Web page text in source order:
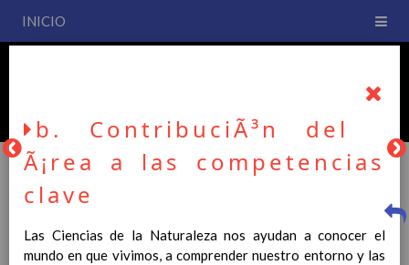
INICIO
CEIP San Fernando
PLAN DE CENTRO
b. ContribuciÃ³n del
Ã¡rea a las competencias
clave
Las Ciencias de la Naturaleza nos ayudan a conocer el
mundo en que vivimos, a comprender nuestro entorno y las